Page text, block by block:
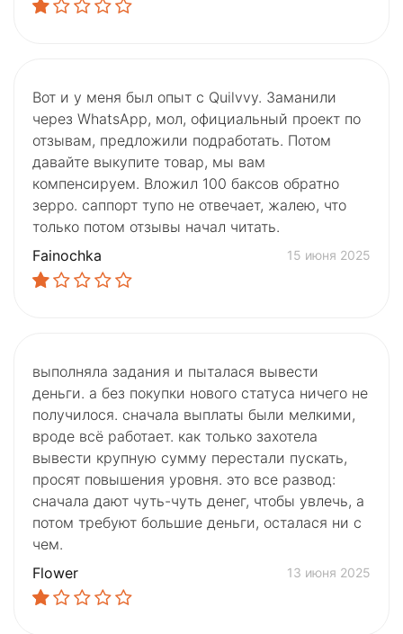
Вот и у меня был опыт с Quilvvy. Заманили
через WhatsApp, мол, официальный проект по
отзывам, предложили подработать. Потом
давайте выкупите товар, мы вам
компенсируем. Вложил 100 баксов обратно
зерро. саппорт тупо не отвечает, жалею, что
только потом отзывы начал читать.
Fainochka
15 июня 2025
выполняла задания и пыталася вывести
деньги. а без покупки нового статуса ничего не
получилося. сначала выплаты были мелкими,
вроде всё работает. как только захотела
вывести крупную сумму перестали пускать,
просят повышения уровня. это все развод:
сначала дают чуть-чуть денег, чтобы увлечь, а
потом требуют большие деньги, осталася ни с
чем.
Flower
13 июня 2025